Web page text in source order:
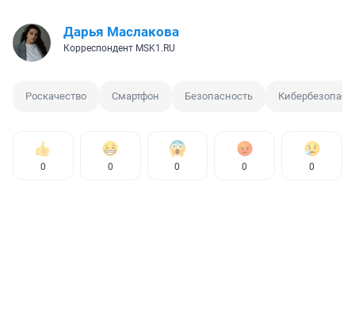
Дарья Маслакова
Корреспондент MSK1.RU
Роскачество Смартфон Безопасность
0 0 0 0 0